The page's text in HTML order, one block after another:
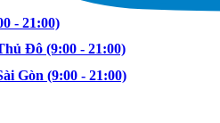
- 21:00)
Đô (9:00 - 21:00)
Gòn (9:00 - 21:00)